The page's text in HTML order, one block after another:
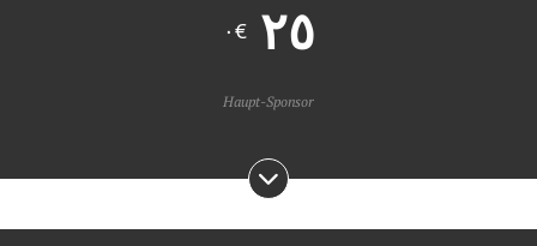
€٠
Haupt-Sponsor